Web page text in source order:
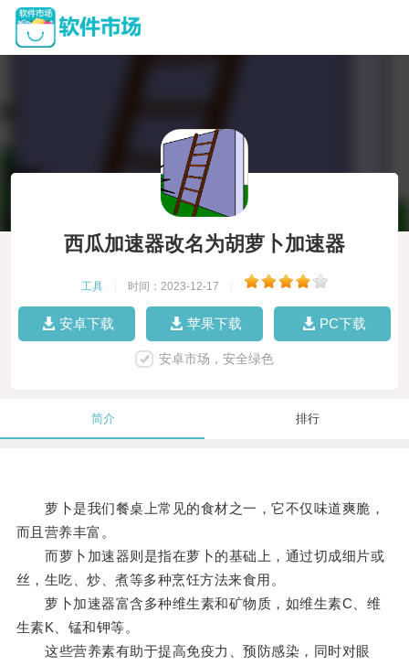
西瓜加速器改名为胡萝卜加速器
工具 时间：2023-12-17
安卓下载 苹果下载 PC下载
安卓市场，安全绿色
简介 排行
萝卜是我们餐桌上常见的食材之一，它不仅味道爽脆，
而且营养丰富。
而萝卜加速器则是指在萝卜的基础上，通过切成细片或
丝，生吃、炒、煮等多种烹饪方法来食用。
萝卜加速器富含多种维生素和矿物质，如维生素C、维
生素K、锰和钾等。
这些营养素有助于提高免疫力、预防感染，同时对眼